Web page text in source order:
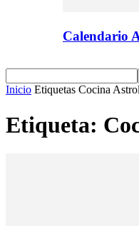
Calendario
Inicio Etiquetas Cocina Astrol
Etiqueta: